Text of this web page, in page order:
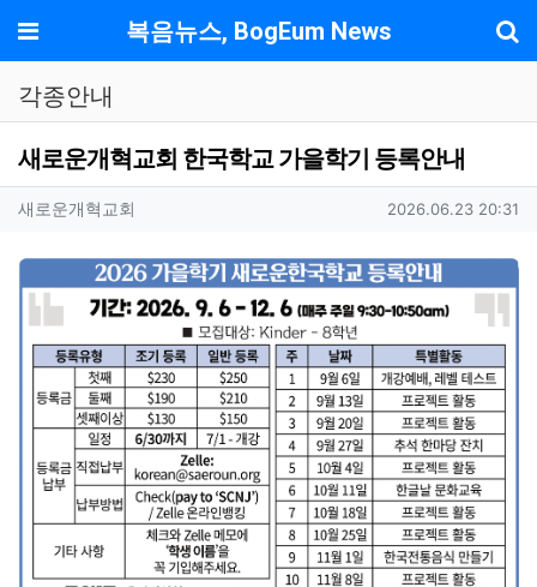
메뉴 복음뉴스, BogEum News
각종안내
새로운개혁교회 한국학교 가을학기 등록안내
작성자 정보
새로운개혁교회 작성일
2026.06.23 20:31
컨텐츠 정보
본문